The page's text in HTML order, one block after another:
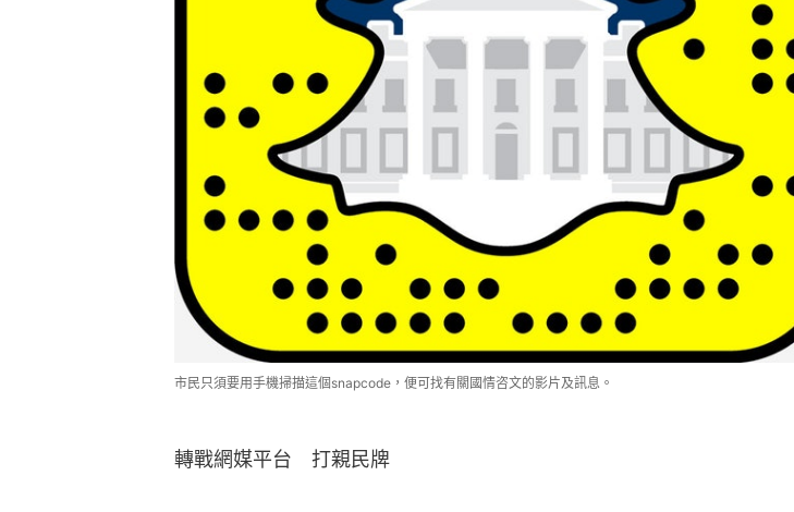
市民只須要用手機掃描這個snapcode，便可找有關國情咨文的影片及訊息。
轉戰網媒平台　打親民牌